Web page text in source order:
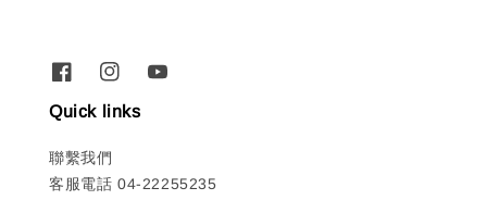
Quick links
聯繫我們
客服電話 04-22255235